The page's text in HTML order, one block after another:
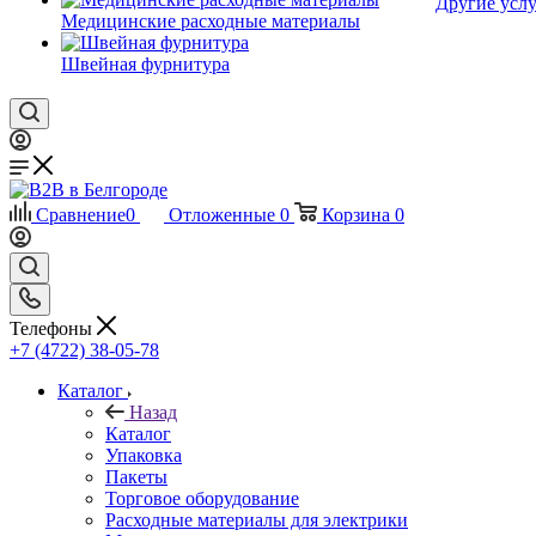
Медицинские расходные материалы
Швейная фурнитура
Сравнение0 Отложенные 0 Корзина 0
Телефоны
+7 (4722) 38-05-78
Каталог
Назад
Каталог
Упаковка
Пакеты
Торговое оборудование
Расходные материалы для электрики